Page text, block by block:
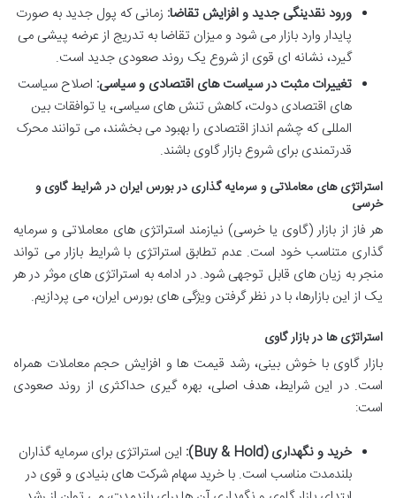
ورود نقدینگی جدید و افزایش تقاضا: زمانی که پول جدید به صورت
پایدار وارد بازار می شود و میزان تقاضا به تدریج از عرضه پیشی می
گیرد، نشانه ای قوی از شروع یک روند صعودی جدید است.
تغییرات مثبت در سیاست های اقتصادی و سیاسی: اصلاح سیاست
های اقتصادی دولت، کاهش تنش های سیاسی، یا توافقات بین
المللی که چشم انداز اقتصادی را بهبود می بخشند، می توانند محرک
قدرتمندی برای شروع بازار گاوی باشند.
استراتژی های معاملاتی و سرمایه گذاری در بورس ایران در شرایط گاوی و
خرسی
هر فاز از بازار (گاوی یا خرسی) نیازمند استراتژی های معاملاتی و سرمایه
گذاری متناسب خود است. عدم تطابق استراتژی با شرایط بازار می تواند
منجر به زیان های قابل توجهی شود. در ادامه به استراتژی های موثر در هر
یک از این بازارها، با در نظر گرفتن ویژگی های بورس ایران، می پردازیم.
استراتژی ها در بازار گاوی
بازار گاوی با خوش بینی، رشد قیمت ها و افزایش حجم معاملات همراه
است. در این شرایط، هدف اصلی، بهره گیری حداکثری از روند صعودی
است:
خرید و نگهداری (Buy & Hold):
این استراتژی برای سرمایه گذاران
بلندمدت مناسب است. با خرید سهام شرکت های بنیادی و قوی در